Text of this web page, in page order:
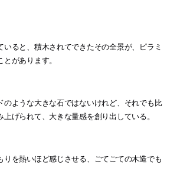
ると、積木されてできたその全景が、ピラミ
があります。
のような大きな石ではないけれど、それでも比
げられて、大きな量感を創り出している。
りを熱いほど感じさせる、ごてごての木造でも